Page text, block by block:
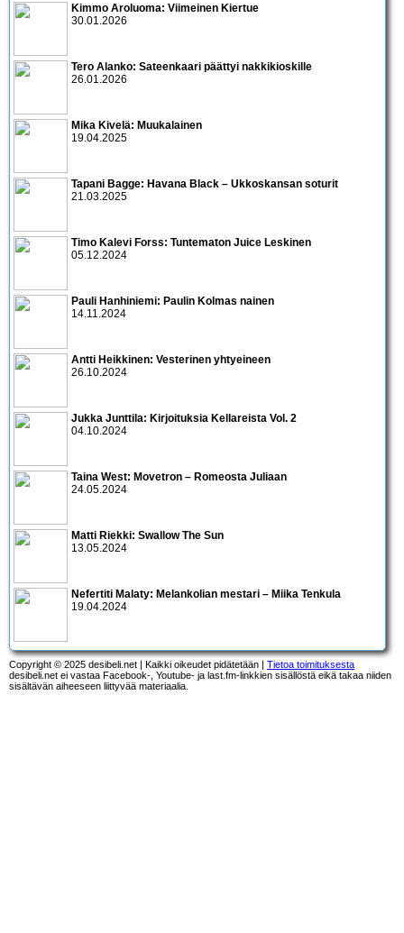
Kimmo Aroluoma: Viimeinen Kiertue
30.01.2026
Tero Alanko: Sateenkaari päättyi nakkikioskille
26.01.2026
Mika Kivelä: Muukalainen
19.04.2025
Tapani Bagge: Havana Black – Ukkoskansan soturit
21.03.2025
Timo Kalevi Forss: Tuntematon Juice Leskinen
05.12.2024
Pauli Hanhiniemi: Paulin Kolmas nainen
14.11.2024
Antti Heikkinen: Vesterinen yhtyeineen
26.10.2024
Jukka Junttila: Kirjoituksia Kellareista Vol. 2
04.10.2024
Taina West: Movetron – Romeosta Juliaan
24.05.2024
Matti Riekki: Swallow The Sun
13.05.2024
Nefertiti Malaty: Melankolian mestari – Miika Tenkula
19.04.2024
Copyright © 2025 desibeli.net | Kaikki oikeudet pidätetään | Tietoa toimituksesta
desibeli.net ei vastaa Facebook-, Youtube- ja last.fm-linkkien sisällöstä eikä takaa niiden
sisältävän aiheeseen liittyvää materiaalia.